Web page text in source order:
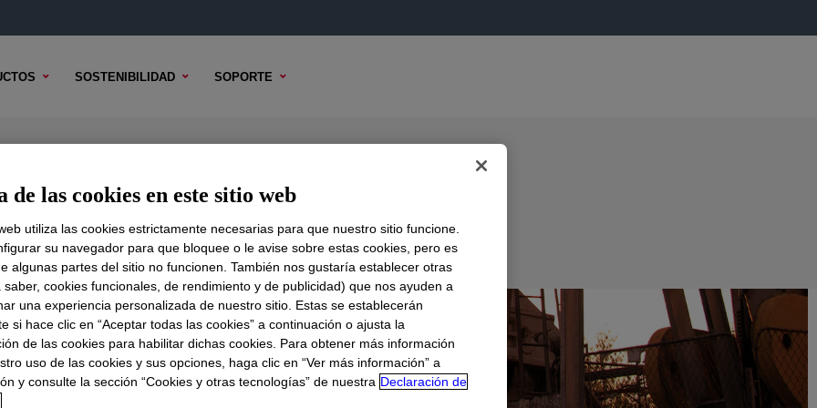
SOSTENIBILIDAD SOPORTE
TÉCNICO OPCIONES DE MUESTRA OPCIONES DE COMPRA
de las cookies en este sitio web
utiliza las cookies estrictamente necesarias para que nuestro sitio funcione.
su navegador para que bloquee o le avise sobre estas cookies, pero es
algunas partes del sitio no funcionen. También nos gustaría establecer otras
saber, cookies funcionales, de rendimiento y de publicidad) que nos ayuden a
una experiencia personalizada de nuestro sitio. Estas se establecerán
si hace clic en “Aceptar todas las cookies” a continuación o ajusta la
de las cookies para habilitar dichas cookies. Para obtener más información
uso de las cookies y sus opciones, haga clic en “Ver más información” a
y consulte la sección “Cookies y otras tecnologías” de nuestra Declaración de